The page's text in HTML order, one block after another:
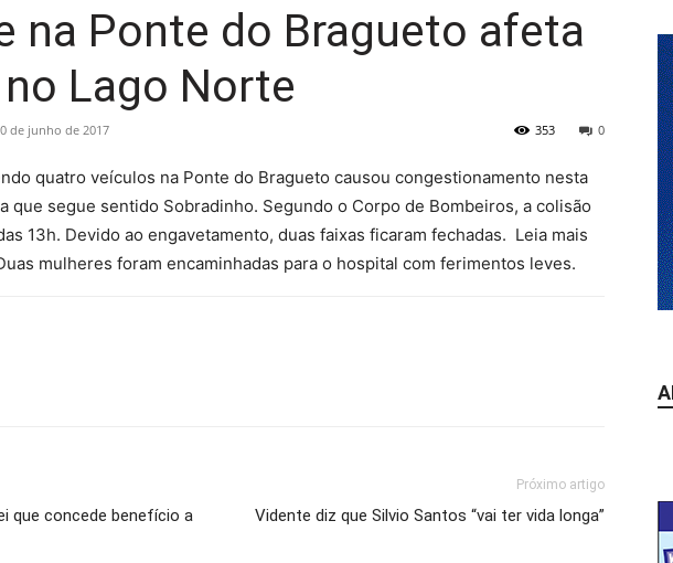
na Ponte do Bragueto afeta
Lago Norte
de junho de 2017 0
353
quatro veículos na Ponte do Bragueto causou congestionamento nesta
que segue sentido Sobradinho. Segundo o Corpo de Bombeiros, a colisão
13h. Devido ao engavetamento, duas faixas ficaram fechadas. Leia mais
mulheres foram encaminhadas para o hospital com ferimentos leves.
que concede benefício a
Próximo artigo
Vidente diz que Silvio Santos “vai ter vida longa”